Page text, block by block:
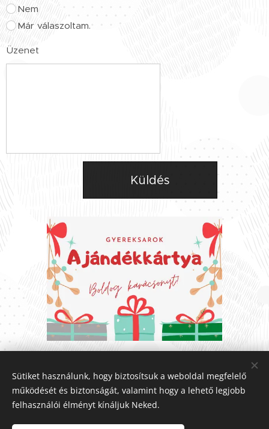
Nem
Már válaszoltam.
Üzenet
Küldés
Sütiket használunk, hogy biztosítsuk a weboldal megfelelő
működését és biztonságát, valamint hogy a lehető legjobb
felhasználói élményt kínáljuk Neked.